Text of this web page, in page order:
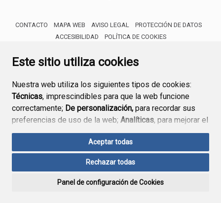
Este sitio utiliza cookies
Nuestra web utiliza los siguientes tipos de cookies:
Técnicas, imprescindibles para que la web funcione
correctamente; De personalización, para recordar sus
preferencias de uso de la web; Analíticas, para mejorar el
funcionamiento de la web y sus servicios.
Si acepta pulsando el botón“Aceptar todas”
consideramos que acepta su uso. Si pulsa el botón
ninguna acción, se guardarán las cookies técnicas
Aceptar todas
Rechazar todas
Panel de configuración de Cookies
CONTACTO MAPA WEB AVISO LEGAL
PROTECCIÓN DE DATOS
ACCESIBILIDAD
POLÍTICA DE COOKIES